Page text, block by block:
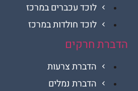
לוכד עכברים במרכז
לוכד חולדות במרכז
חרקים
הדברת צרעות
הדברת נמלים